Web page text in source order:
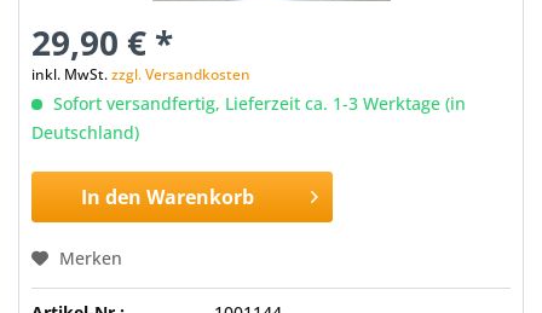
29,90 € *
inkl. MwSt.zzgl. Versandkosten
Sofort versandfertig, Lieferzeit ca. 1-3 Werktage (in
Deutschland)
In den Warenkorb
Merken